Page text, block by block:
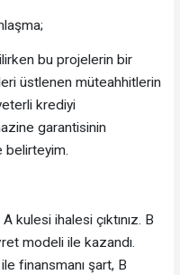
bu projelerin bir
üstlenen müteahhitlerin
krediyi
garantisinin
belirteyim.
kulesi ihalesi çıktınız. B
modeli ile kazandı.
finansmanı şart, B